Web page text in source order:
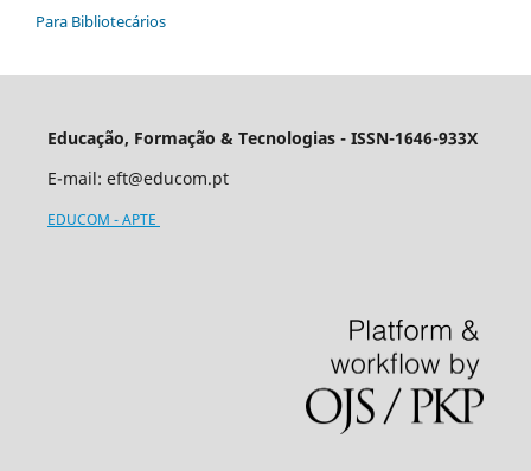
Para Bibliotecários
Educação, Formação & Tecnologias - ISSN-1646-933X
E-mail: eft@educom.pt
EDUCOM - APTE